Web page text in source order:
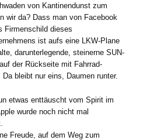
von Kantinendunst zum
wir da? Dass man von Facebook
Firmenschild dieses
ist aufs eine LKW-Plane
darunterlegende, steinerne SUN-
der Rückseite mit Fahrrad-
bleibt nur eins, Daumen runter.
etwas enttäuscht vom Spirit im
wurde noch nicht mal
Freude, auf dem Weg zum